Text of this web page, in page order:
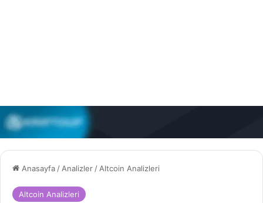
Anasayfa / Analizler / Altcoin Analizleri
Altcoin Analizleri